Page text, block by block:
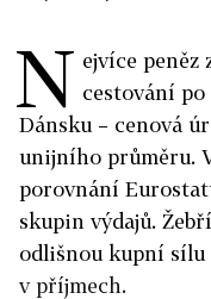
N ejvíce peněz
cestování
Dánsku – cenová
unijního průměru.
porovnání
skupin výdajů.
odlišnou kupní sílu
v příjmech.